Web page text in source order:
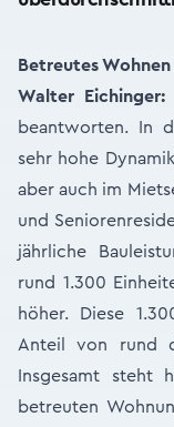
Betreutes
Walter Eichinger:
beantworten. In
sehr hohe
aber auch im
und
jährliche
rund 1.300
höher. Diese
Anteil von rund
Insgesamt steht
betreuten